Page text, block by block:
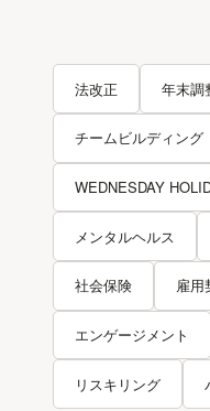
法改正 年末調
チームビルディング
WEDNESDAY
メンタルヘルス
社会保険 雇用
エンゲージメント
リスキリング